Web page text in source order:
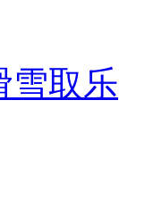
雪取乐